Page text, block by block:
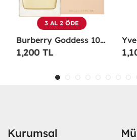
3 AL 2 ÖDE
Burberry Goddess 100 ML EDP Kadın Parfümü -
1,200 TL
Kurumsal